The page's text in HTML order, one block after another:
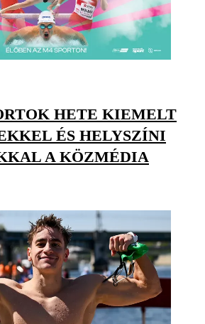
HETE KIEMELT
ÉS HELYSZÍNI
A KÖZMÉDIA